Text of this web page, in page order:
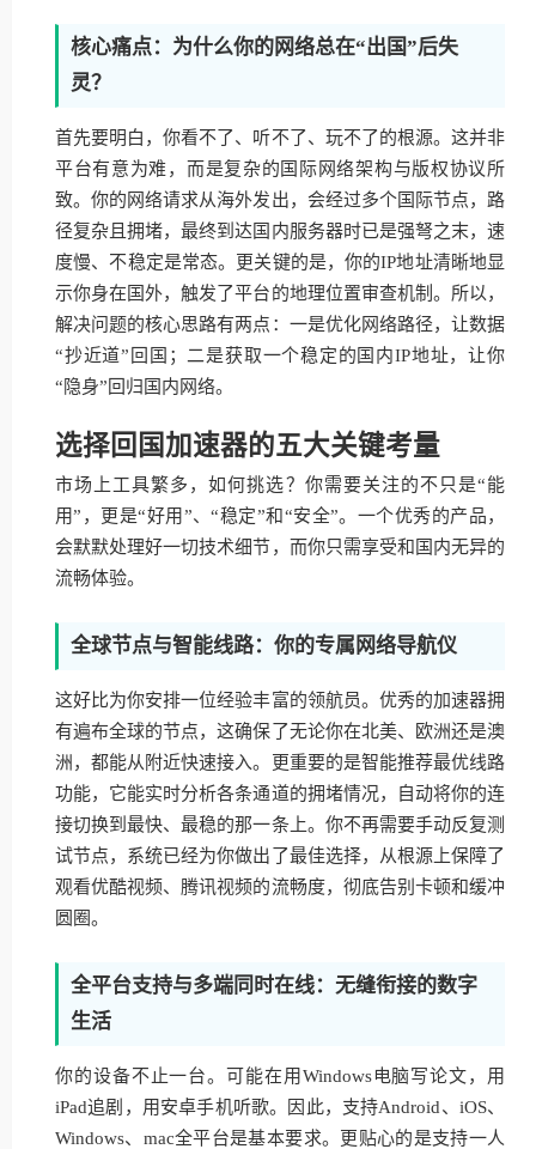
核心痛点：为什么你的网络总在“出国”后失
灵？
首先要明白，你看不了、听不了、玩不了的根源。这并非
平台有意为难，而是复杂的国际网络架构与版权协议所
致。你的网络请求从海外发出，会经过多个国际节点，路
径复杂且拥堵，最终到达国内服务器时已是强弩之末，速
度慢、不稳定是常态。更关键的是，你的IP地址清晰地显
示你身在国外，触发了平台的地理位置审查机制。所以，
解决问题的核心思路有两点：一是优化网络路径，让数据
“抄近道”回国；二是获取一个稳定的国内IP地址，让你
“隐身”回归国内网络。
选择回国加速器的五大关键考量
市场上工具繁多，如何挑选？你需要关注的不只是“能
用”，更是“好用”、“稳定”和“安全”。一个优秀的产品，
会默默处理好一切技术细节，而你只需享受和国内无异的
流畅体验。
全球节点与智能线路：你的专属网络导航仪
这好比为你安排一位经验丰富的领航员。优秀的加速器拥
有遍布全球的节点，这确保了无论你在北美、欧洲还是澳
洲，都能从附近快速接入。更重要的是智能推荐最优线路
功能，它能实时分析各条通道的拥堵情况，自动将你的连
接切换到最快、最稳的那一条上。你不再需要手动反复测
试节点，系统已经为你做出了最佳选择，从根源上保障了
观看优酷视频、腾讯视频的流畅度，彻底告别卡顿和缓冲
圆圈。
全平台支持与多端同时在线：无缝衔接的数字
生活
你的设备不止一台。可能在用Windows电脑写论文，用
iPad追剧，用安卓手机听歌。因此，支持Android、iOS、
Windows、mac全平台是基本要求。更贴心的是支持一人